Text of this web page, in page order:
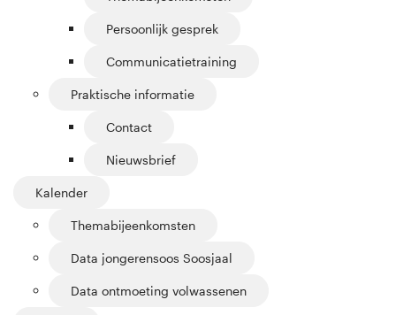
Persoonlijk gesprek
Communicatietraining
Praktische informatie
Contact
Nieuwsbrief
Kalender
Themabijeenkomsten
Data jongerensoos Soosjaal
Data ontmoeting volwassenen